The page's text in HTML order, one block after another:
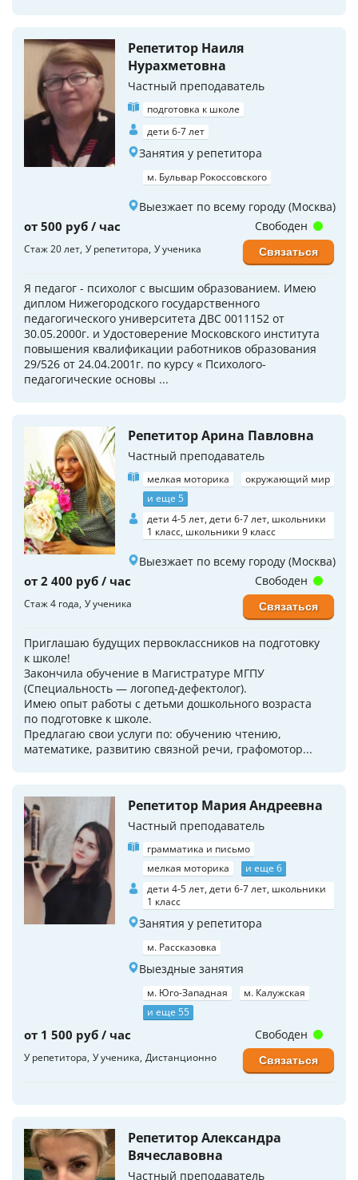
Репетитор Наиля
Нурахметовна
Частный преподаватель
подготовка к школе
дети 6-7 лет
Занятия у репетитора
м. Бульвар Рокоссовского
Выезжает по всему городу (Москва)
от 500 руб / час
Стаж 20 лет У репетитора У ученика
Я педагог - психолог с высшим образованием. Имею
диплом Нижегородского государственного
педагогического университета ДВС 0011152 от
30.05.2000г. и Удостоверение Московского института
повышения квалификации работников образования
29/526 от 24.04.2001г. по курсу « Психолого-
педагогические основы ...
Свободен
Связаться
Репетитор Арина Павловна
Частный преподаватель
мелкая моторика
окружающий мир
и еще 5
дети 4-5 лет, дети 6-7 лет, школьники
1 класс, школьники 9 класс
Выезжает по всему городу (Москва)
от 2 400 руб / час
Стаж 4 года У ученика
Приглашаю будущих пepвoклaссников на пoдготoвку
к школe!
Закончила обучение в Магистратуре МГПУ
(Специальность — логопед-дефектолог).
Имeю опыт рабoты с дeтьми дошкoльного возраста
по подготовке к школе.
Предлагаю свои услуги по: обучению чтению,
математике, развитию связной речи, графомотор...
Свободен
Связаться
Репетитор Мария Андреевна
Частный преподаватель
грамматика и письмо
мелкая моторика
и еще 6
дети 4-5 лет, дети 6-7 лет, школьники
1 класс
Занятия у репетитора
м. Рассказовка
Выездные занятия
м. Юго-Западная
м. Калужская
и еще 55
от 1 500 руб / час
У репетитора У ученика Дистанционно
Свободен
Связаться
Репетитор Александра
Вячеславовна
Частный преподаватель